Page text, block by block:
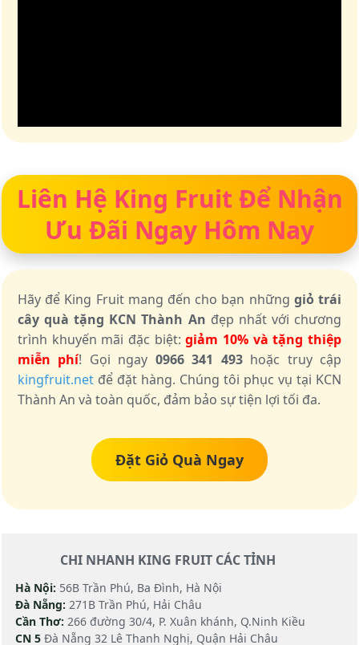
Liên Hệ King Fruit Để Nhận
Ưu Đãi Ngay Hôm Nay
Hãy để King Fruit mang đến cho bạn những giỏ trái
cây quà tặng KCN Thành An đẹp nhất với chương
trình khuyến mãi đặc biệt:giảm 10% và tặng thiệp
miễn phí! Gọi ngay 0966 341 493hoặc truy cập
kingfruit.net để đặt hàng. Chúng tôi phục vụ tại KCN
Thành An và toàn quốc, đảm bảo sự tiện lợi tối đa.
Đặt Giỏ Quà Ngay
CHI NHANH KING FRUIT CÁC TỈNH
Hà Nội: 56B Trần Phú, Ba Đình, Hà Nội
Đà Nẵng: 271B Trần Phú, Hải Châu
Cần Thơ: 266 đường 30/4, P. Xuân khánh, Q.Ninh Kiều
CN 5 Đà Nẵng 32 Lê Thanh Nghị, Quận Hải Châu